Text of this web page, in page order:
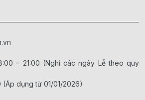
– 21:00 (Nghỉ các ngày Lễ theo quy
(Áp dụng từ 01/01/2026)